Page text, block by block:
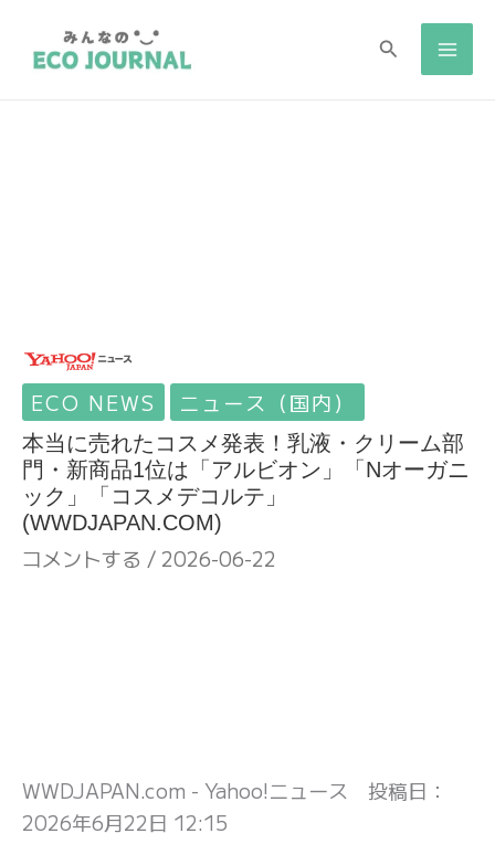
検
ECO NEWS ニュース（国内）
本当に売れたコスメ発表！乳液・クリーム部
門・新商品1位は「アルビオン」「Nオーガニ
ック」「コスメデコルテ」
(WWDJAPAN.COM)
コメントする / 2026-06-22
WWDJAPAN.com - Yahoo!ニュース 投稿日：
2026年6月22日 12:15
索